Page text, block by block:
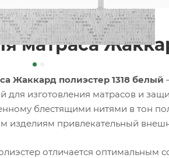
матраса
Жаккард полиэстер 1318 белый
для изготовления матрасов и
блестящими нитями в тон
изделиям привлекательный
отличается оптимальным